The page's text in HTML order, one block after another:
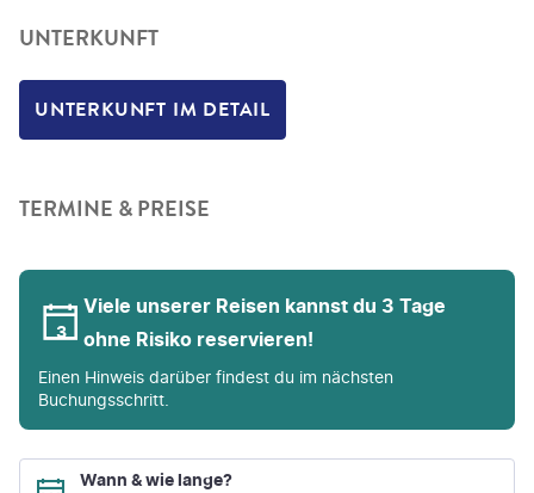
UNTERKUNFT
UNTERKUNFT IM DETAIL
TERMINE & PREISE
Viele unserer Reisen kannst du 3 Tage
ohne Risiko reservieren!
Einen Hinweis darüber findest du im nächsten
Buchungsschritt.
Wann & wie lange?